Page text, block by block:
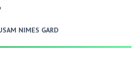
NIMES GARD